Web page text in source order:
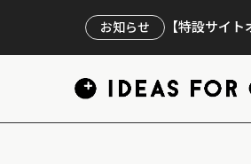
お知らせ 【特設サイ